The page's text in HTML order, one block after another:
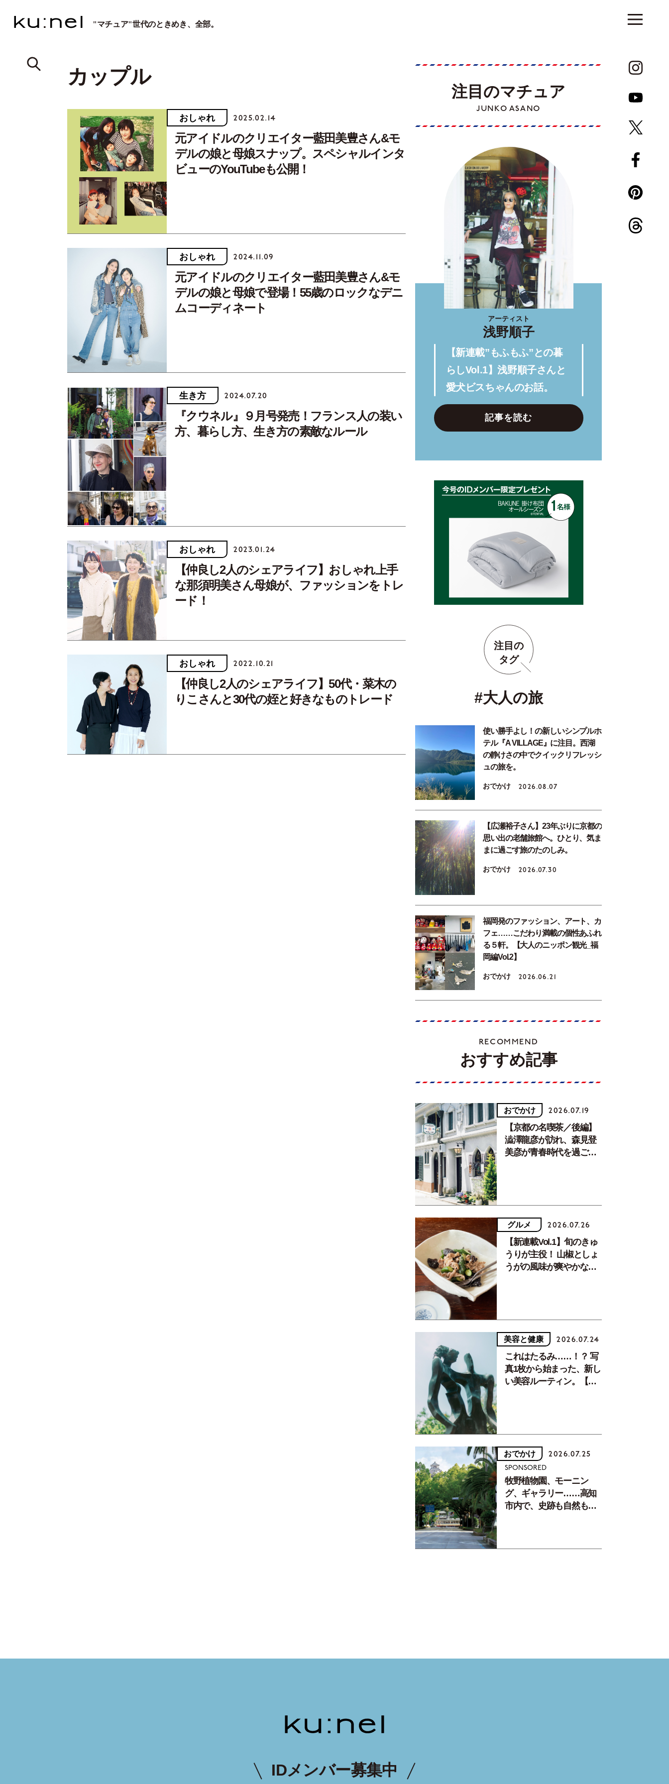
"マチュア"世代のときめき、全部。
カップル
おしゃれ 2025.02.14
元アイドルのクリエイター藍田美豊さん&モ
デルの娘と母娘スナップ。スペシャルインタ
ビューのYouTubeも公開！
おしゃれ 2024.11.09
元アイドルのクリエイター藍田美豊さん&モ
デルの娘と母娘で登場！55歳のロックなデニ
ムコーディネート
生き方 2024.07.20
『クウネル』９月号発売！フランス人の装い
方、暮らし方、生き方の素敵なルール
おしゃれ 2023.01.24
【仲良し2人のシェアライフ】おしゃれ上手
な那須明美さん母娘が、ファッションをトレ
ード！
おしゃれ 2022.10.21
【仲良し2人のシェアライフ】50代・菜木の
りこさんと30代の姪と好きなものトレード
注目のマチュア
JUNKO ASANO
アーティスト
浅野順子
【新連載”もふもふ”との暮
らしVol.1】浅野順子さんと
愛犬ビスちゃんのお話。
記事を読む
注目の
タグ
#大人の旅
使い勝手よし！の新しいシンプルホ
テル『A VILLAGE』に注目。西湖
の静けさの中でクイックリフレッシ
ュの旅を。
おでかけ 2026.08.07
【広瀬裕子さん】23年ぶりに京都の
思い出の老舗旅館へ。ひとり、気ま
まに過ごす旅のたのしみ。
おでかけ 2026.07.30
福岡発のファッション、アート、カ
フェ……こだわり満載の個性あふれ
る５軒。【大人のニッポン観光_福
岡編Vol.2】
おでかけ 2026.06.21
RECOMMEND
おすすめ記事
おでかけ 2026.07.19
【京都の名喫茶／後編】
澁澤龍彦が訪れ、森見登
美彦が青春時代を過ごし
グルメ 2026.07.26
【新連載Vol.1】旬のきゅ
うりが主役！ 山椒としょ
うがの風味が爽やかな、
美容と健康 2026.07.24
これはたるみ……！？ 写
真1枚から始まった、新し
い美容ルーティン。【中
おでかけ 2026.07.25
SPONSORED
牧野植物園、モーニン
グ、ギャラリー……高知
市内で、史跡も自然もグ
IDメンバー募集中